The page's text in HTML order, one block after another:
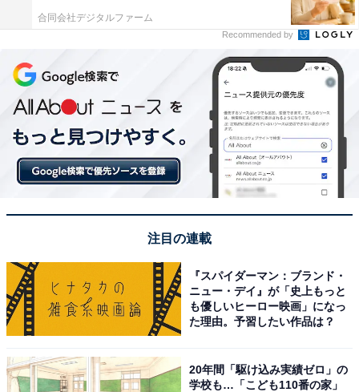
チビの幼稚園でもカードゲームが流行っている。
チビも一応カードをもっているけれど、どうも遊び
方をよくわかっていないみたい。
合同会社デジタルファーム
Recommended by
注目の連載
『スパイダーマン：ブランド・
ニュー・デイ』が「史上もっと
も優しいヒーロー映画」になっ
た理由。予習したい作品は？
20年間「駆け込み実績ゼロ」の
学校も…「こども110番の家」